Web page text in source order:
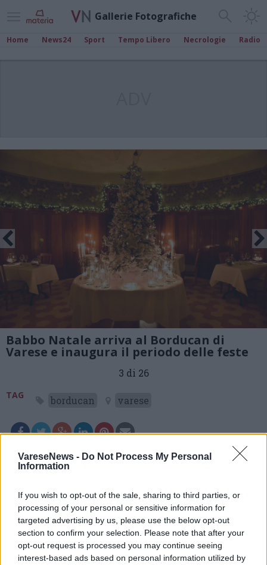
VareseNews - Do Not Process My Personal
Information
If you wish to opt-out of the sale, sharing to third parties, or
processing of your personal or sensitive information for
targeted advertising by us, please use the below opt-out
section to confirm your selection. Please note that after your
opt-out request is processed you may continue seeing
interest-based ads based on personal information utilized by
Gallerie Fotografiche
Home News24 Sport Tempo Libero Necrologie Radio
Babbo Natale arriva al Borducan di
Varese e inaugura il periodo delle feste
3 di 26
TAG borducan varese
Leggi l'articolo:
Babbo Natale arriva al Borducan di Varese e inaugura il